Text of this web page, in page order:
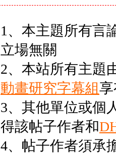
1、本主題所有言
立場無關
2、本站所有主題
動畫研究字幕組
3、其他單位或個
得該帖子作者和
4、帖子作者須承